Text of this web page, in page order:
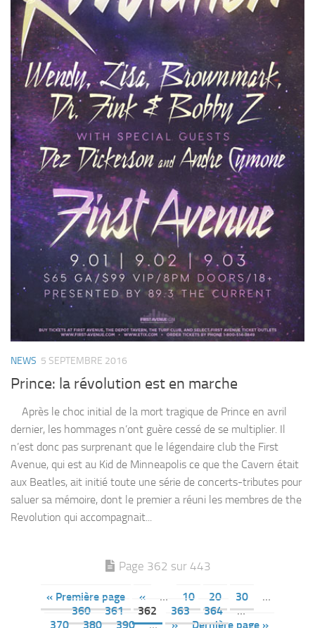
NEWS 5 SEPTEMBRE 2016
Prince: la révolution est en marche
Après le choc initial de la mort tragique de Prince en avril
dernier, les hommages n’ont guère cessé de se multiplier. Il
n’est donc pas surprenant que le légendaire club the First
Avenue, qui est au Kid de Minneapolis ce que the Cavern était
aux Beatles, ait initié toute une série de concerts-tributes pour
saluer sa mémoire, dont le premier a réuni les membres de the
Revolution qui accompagnait...
Page 362 sur 443
« Première page « … 10 20 30
…
360
361 362 363 364
…
370
380 390 … » Dernière page »